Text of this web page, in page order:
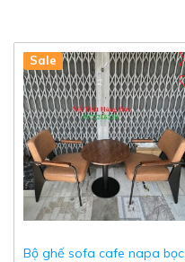
New
Sale
Bộ ghế sofa cafe napa bọc